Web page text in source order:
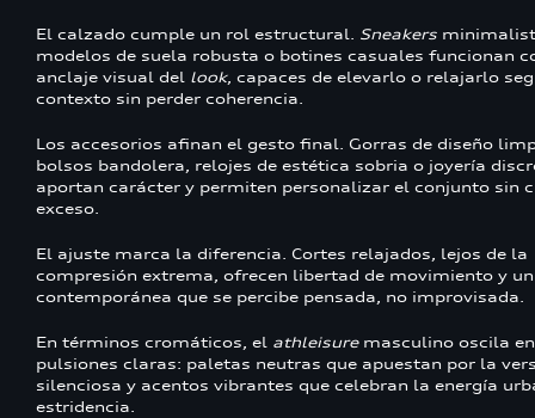
El calzado cumple un rol estructural. Sneakers
modelos de suela robusta o botines casuales funcionan
anclaje visual del look, capaces de elevarlo o relajarlo
contexto sin perder coherencia.
Los accesorios afinan el gesto final. Gorras de diseño
bolsos bandolera, relojes de estética sobria o joyería
aportan carácter y permiten personalizar el conjunto sin
exceso.
El ajuste marca la diferencia. Cortes relajados, lejos de la
compresión extrema, ofrecen libertad de movimiento y
contemporánea que se percibe pensada, no improvisada.
En términos cromáticos, el athleisuremasculino oscila
pulsiones claras: paletas neutras que apuestan por la
silenciosa y acentos vibrantes que celebran la energía
estridencia.